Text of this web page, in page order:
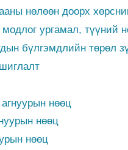
нөлөөн доорх
ургамал, түүний
бүлгэмдлийн төрөл
нөөц
нөөц
нөөц